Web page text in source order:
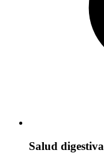
Salud digestiva